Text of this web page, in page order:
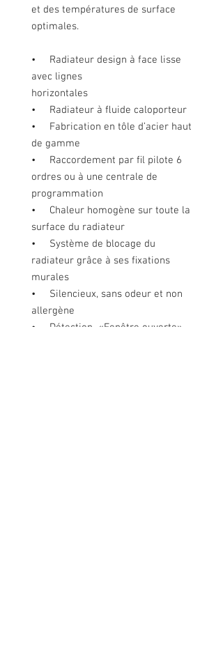
et des températures de surface
optimales.
• Radiateur design à face lisse
avec lignes
horizontales
• Radiateur à ﬂuide caloporteur
• Fabrication en tôle d’acier haut
de gamme
• Raccordement par ﬁl pilote 6
ordres ou à une centrale de
programmation
• Chaleur homogène sur toute la
surface du radiateur
• Système de blocage du
radiateur grâce à ses ﬁxations
murales
• Silencieux, sans odeur et non
allergène
• Détection «Fenêtre ouverte»